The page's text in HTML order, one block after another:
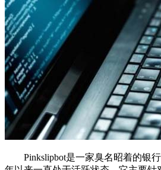
Pinkslipbot是一家臭名昭着的银行